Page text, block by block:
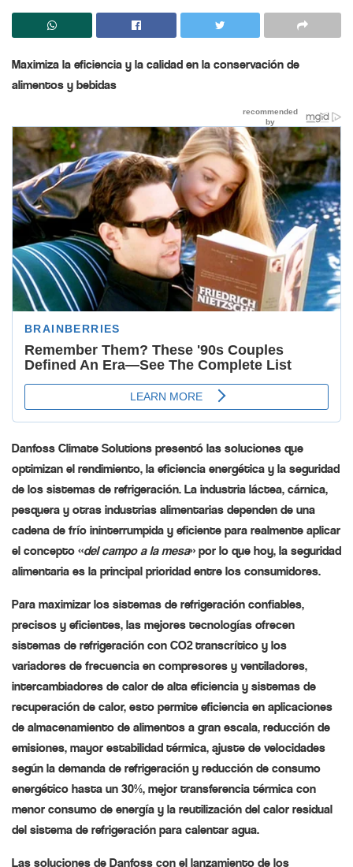
Maximiza la eficiencia y la calidad en la conservación de
alimentos y bebidas
Danfoss Climate Solutions presentó las soluciones que
optimizan el rendimiento, la eficiencia energética y la seguridad
de los sistemas de refrigeración. La industria láctea, cárnica,
pesquera y otras industrias alimentarias dependen de una
cadena de frío ininterrumpida y eficiente para realmente aplicar
el concepto «del campo a la mesa» por lo que hoy, la seguridad
alimentaria es la principal prioridad entre los consumidores.
Para maximizar los sistemas de refrigeración confiables,
precisos y eficientes, las mejores tecnologías ofrecen
sistemas de refrigeración con CO2 transcrítico y los
variadores de frecuencia en compresores y ventiladores,
intercambiadores de calor de alta eficiencia y sistemas de
recuperación de calor, esto permite eficiencia en aplicaciones
de almacenamiento de alimentos a gran escala, reducción de
emisiones, mayor estabilidad térmica, ajuste de velocidades
según la demanda de refrigeración y reducción de consumo
energético hasta un 30%, mejor transferencia térmica con
menor consumo de energía y la reutilización del calor residual
del sistema de refrigeración para calentar agua.
Las soluciones de Danfoss con el lanzamiento de los